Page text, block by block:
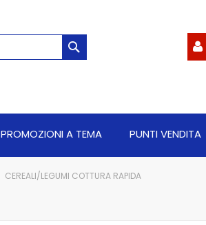
PROMOZIONI A TEMA PUNTI VENDITA
CEREALI/LEGUMI COTTURA RAPIDA